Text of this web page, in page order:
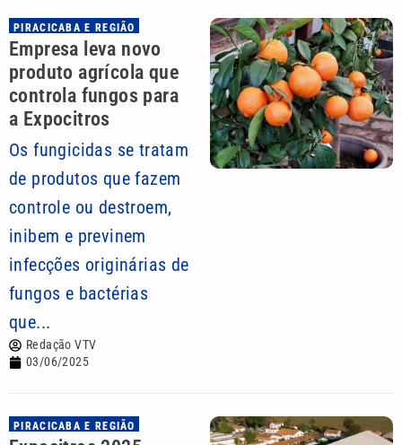
PIRACICABA E REGIÃO
Empresa leva novo
produto agrícola que
controla fungos para
a Expocitros
Os fungicidas se tratam
de produtos que fazem
controle ou destroem,
inibem e previnem
infecções originárias de
fungos e bactérias
que...
Redação VTV
03/06/2025
PIRACICABA E REGIÃO